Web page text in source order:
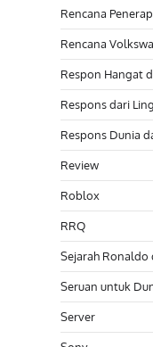
Rencana
Rencana
Respon Hangat
Respons dari
Respons Dunia
Review
Roblox
RRQ
Sejarah
Seruan untuk
Server